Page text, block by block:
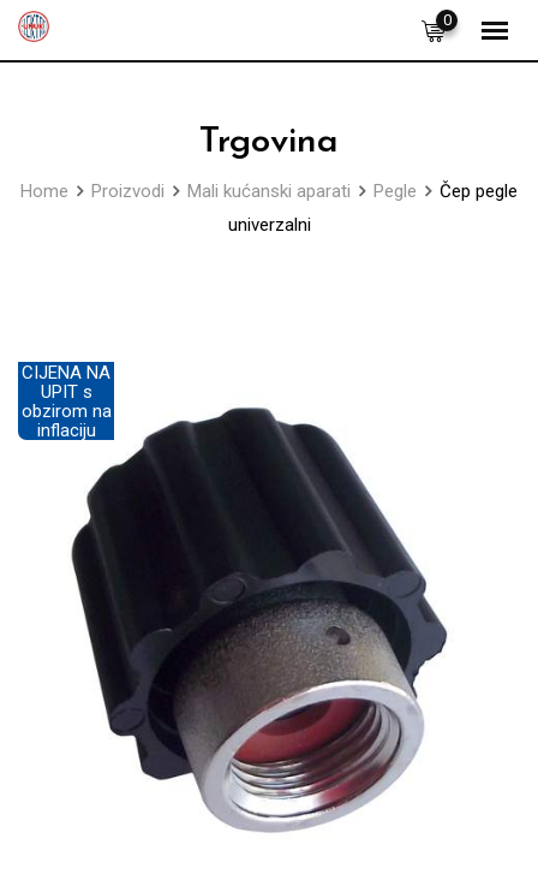
Skip
0
Trgovina
Home Proizvodi Mali kućanski aparati Pegle
Čep pegle
univerzalni
CIJENA NA
UPIT s
obzirom na
inflaciju